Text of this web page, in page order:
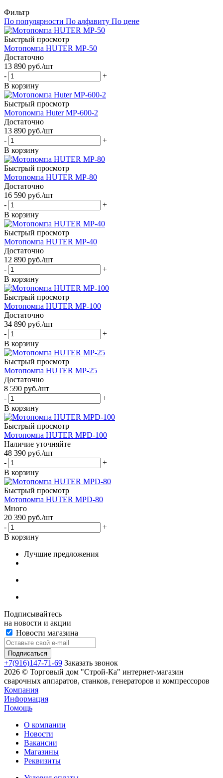
Фильтр
По популярности По алфавиту По цене
Быстрый просмотр
Мотопомпа HUTER MP-50
Достаточно
13 890 руб./шт
-
+
В корзину
Быстрый просмотр
Мотопомпа Huter MP-600-2
Достаточно
13 890 руб./шт
-
+
В корзину
Быстрый просмотр
Мотопомпа HUTER MP-80
Достаточно
16 590 руб./шт
-
+
В корзину
Быстрый просмотр
Мотопомпа HUTER MP-40
Достаточно
12 890 руб./шт
-
+
В корзину
Быстрый просмотр
Мотопомпа HUTER MP-100
Достаточно
34 890 руб./шт
-
+
В корзину
Быстрый просмотр
Мотопомпа HUTER MP-25
Достаточно
8 590 руб./шт
-
+
В корзину
Быстрый просмотр
Мотопомпа HUTER MPD-100
Наличие уточняйте
48 390 руб./шт
-
+
В корзину
Быстрый просмотр
Мотопомпа HUTER MPD-80
Много
20 390 руб./шт
-
+
В корзину
Лучшие предложения
Подписывайтесь
на новости и акции
Новости магазина
+7(916)147-71-69 Заказать звонок
2026 © Торговый дом "Строй-Ка" интернет-магазин
сварочных аппаратов, станков, генераторов и компрессоров
Компания
Информация
Помощь
О компании
Новости
Вакансии
Магазины
Реквизиты